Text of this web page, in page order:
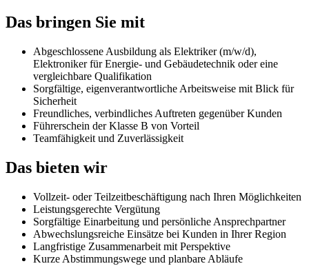
Das bringen Sie mit
Abgeschlossene Ausbildung als Elektriker (m/w/d),
Elektroniker für Energie- und Gebäudetechnik oder eine
vergleichbare Qualifikation
Sorgfältige, eigenverantwortliche Arbeitsweise mit Blick für
Sicherheit
Freundliches, verbindliches Auftreten gegenüber Kunden
Führerschein der Klasse B von Vorteil
Teamfähigkeit und Zuverlässigkeit
Das bieten wir
Vollzeit- oder Teilzeitbeschäftigung nach Ihren Möglichkeiten
Leistungsgerechte Vergütung
Sorgfältige Einarbeitung und persönliche Ansprechpartner
Abwechslungsreiche Einsätze bei Kunden in Ihrer Region
Langfristige Zusammenarbeit mit Perspektive
Kurze Abstimmungswege und planbare Abläufe